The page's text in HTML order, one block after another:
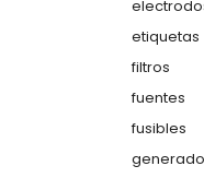
etiquetas
filtros
fuentes
fusibles